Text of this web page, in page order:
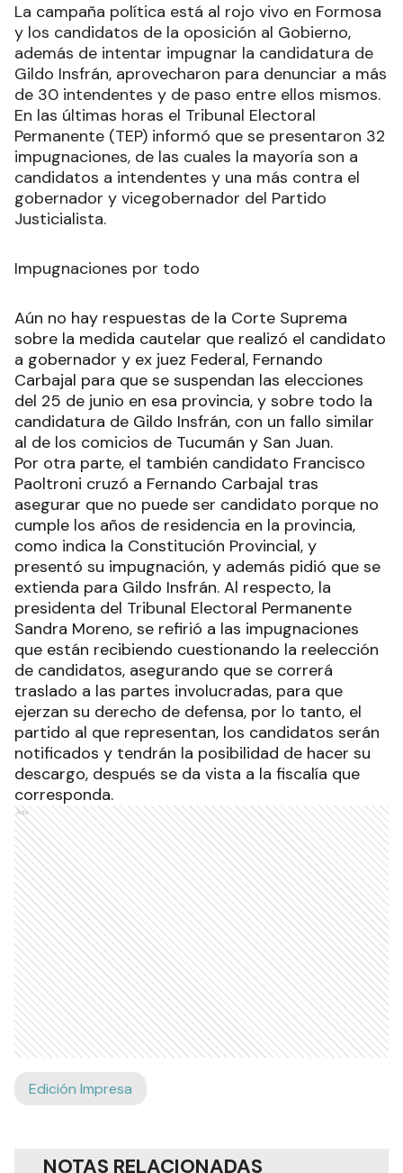
La campaña política está al rojo vivo en Formosa
y los candidatos de la oposición al Gobierno,
además de intentar impugnar la candidatura de
Gildo Insfrán, aprovecharon para denunciar a más
de 30 intendentes y de paso entre ellos mismos.
En las últimas horas el Tribunal Electoral
Permanente (TEP) informó que se presentaron 32
impugnaciones, de las cuales la mayoría son a
candidatos a intendentes y una más contra el
gobernador y vicegobernador del Partido
Justicialista.
Impugnaciones por todo
Aún no hay respuestas de la Corte Suprema
sobre la medida cautelar que realizó el candidato
a gobernador y ex juez Federal, Fernando
Carbajal para que se suspendan las elecciones
del 25 de junio en esa provincia, y sobre todo la
candidatura de Gildo Insfrán, con un fallo similar
al de los comicios de Tucumán y San Juan.
Por otra parte, el también candidato Francisco
Paoltroni cruzó a Fernando Carbajal tras
asegurar que no puede ser candidato porque no
cumple los años de residencia en la provincia,
como indica la Constitución Provincial, y
presentó su impugnación, y además pidió que se
extienda para Gildo Insfrán. Al respecto, la
presidenta del Tribunal Electoral Permanente
Sandra Moreno, se refirió a las impugnaciones
que están recibiendo cuestionando la reelección
de candidatos, asegurando que se correrá
traslado a las partes involucradas, para que
ejerzan su derecho de defensa, por lo tanto, el
partido al que representan, los candidatos serán
notificados y tendrán la posibilidad de hacer su
descargo, después se da vista a la fiscalía que
corresponda.
Ads
Edición Impresa
NOTAS RELACIONADAS